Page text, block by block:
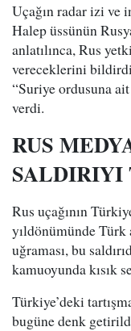
Uçağın radar izi ve
Halep üssünün
anlatılınca, Rus
vereceklerini
“Suriye ordusuna
verdi.
RUS
SALDIRIYI
Rus uçağının
yıldönümünde Türk
uğraması, bu
kamuoyunda kısık
Türkiye’deki
bugüne denk